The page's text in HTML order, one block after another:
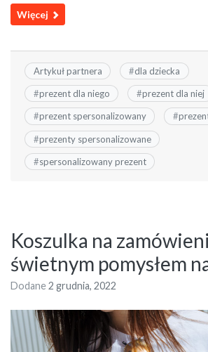
Więcej
Artykuł partnera #dla dziecka
#prezent dla niego #prezent dla niej
#prezent spersonalizowany #
#prezenty spersonalizowane
#spersonalizowany prezent
Koszulka na
świetnym pomysłem
Dodane2 grudnia, 2022